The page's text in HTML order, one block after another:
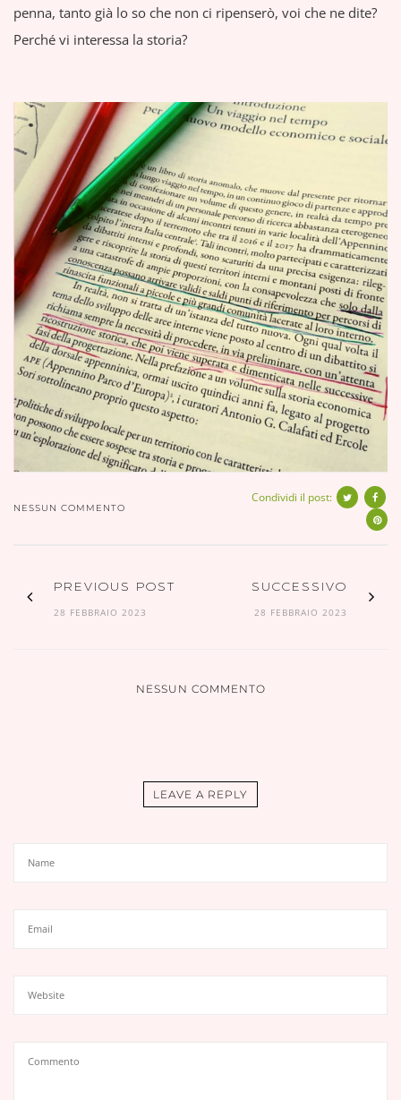
penna, tanto già lo so che non ci ripenserò, voi che ne dite?
Perché vi interessa la storia?
NESSUN COMMENTO
Condividi il post:
PREVIOUS POST
28 FEBBRAIO 2023
SUCCESSIVO
28 FEBBRAIO 2023
NESSUN COMMENTO
LEAVE A REPLY